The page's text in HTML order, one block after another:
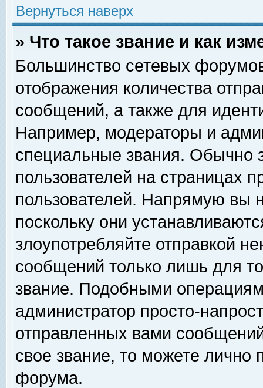
Вернуться наверх
» Что такое звание и как
Большинство сетевых
отображения количества
сообщений, а также для
Например, модераторы и
специальные звания. Обычно
пользователей на страницах
пользователей. Напрямую вы
поскольку они
злоупотребляйте отправкой
сообщений только лишь для
звание. Подобными
администратор просто-
отправленных вами
свое звание, то можете лично
форума.